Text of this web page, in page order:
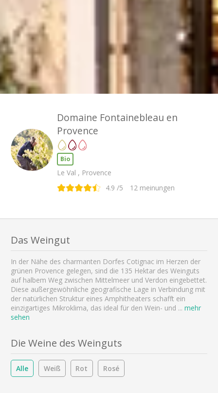
Pressoria
Achillée
Emile Beyer
Top Reiseziele
Alle Übernachtungen im Weingut
Domaine Fontainebleau en
Provence
Bio
Le Val , Provence
4.9 /5 12 meinungen
Das Weingut
In der Nähe des charmanten Dorfes Cotignac im Herzen der
grünen Provence gelegen, sind die 135 Hektar des Weinguts
auf halbem Weg zwischen Mittelmeer und Verdon eingebettet.
Diese außergewöhnliche geografische Lage in Verbindung mit
der natürlichen Struktur eines Amphitheaters schafft ein
einzigartiges Mikroklima, das ideal für den Wein- und ... mehr
sehen
Die Weine des Weinguts
Alle Weiß Rot Rosé